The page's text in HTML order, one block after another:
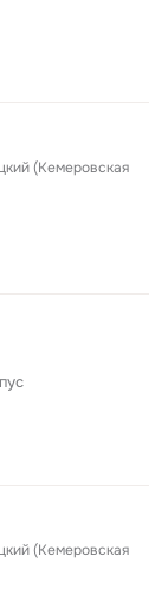
(Кемеровская
(Кемеровская